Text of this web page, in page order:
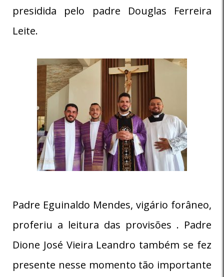
presidida pelo padre Douglas Ferreira
Leite.
Padre Eguinaldo Mendes, vigário forâneo,
proferiu a leitura das provisões . Padre
Dione José Vieira Leandro também se fez
presente nesse momento tão importante